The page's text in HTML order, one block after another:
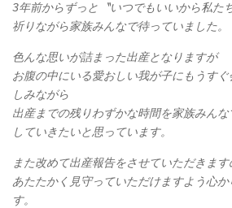
3年前からずっと〝いつでもいいから私た
祈りながら家族みんなで待っていました。
色んな思いが詰まった出産となりますが
お腹の中にいる愛おしい我が子にもうす
しみながら
出産までの残りわずかな時間を家族みん
していきたいと思っています。
また改めて出産報告をさせていただきます
あたたかく見守っていただけますよう心
す。